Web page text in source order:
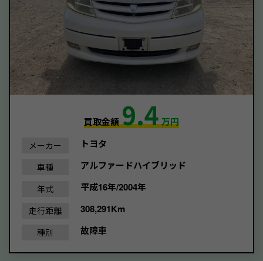
買取金額9.4万円
メーカー トヨタ
車種 アルファードハイブリッド
年式 平成16年/2004年
走行距離 308,291Km
種別 故障車